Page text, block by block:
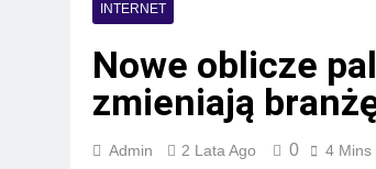
INTERNET
Nowe oblicze
zmieniają
Admin 2 Lata Ago 0 4 Mins